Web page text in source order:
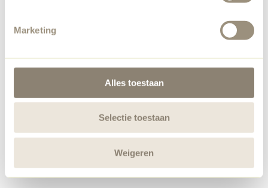
Marketing
Alles toestaan
Selectie toestaan
Weigeren